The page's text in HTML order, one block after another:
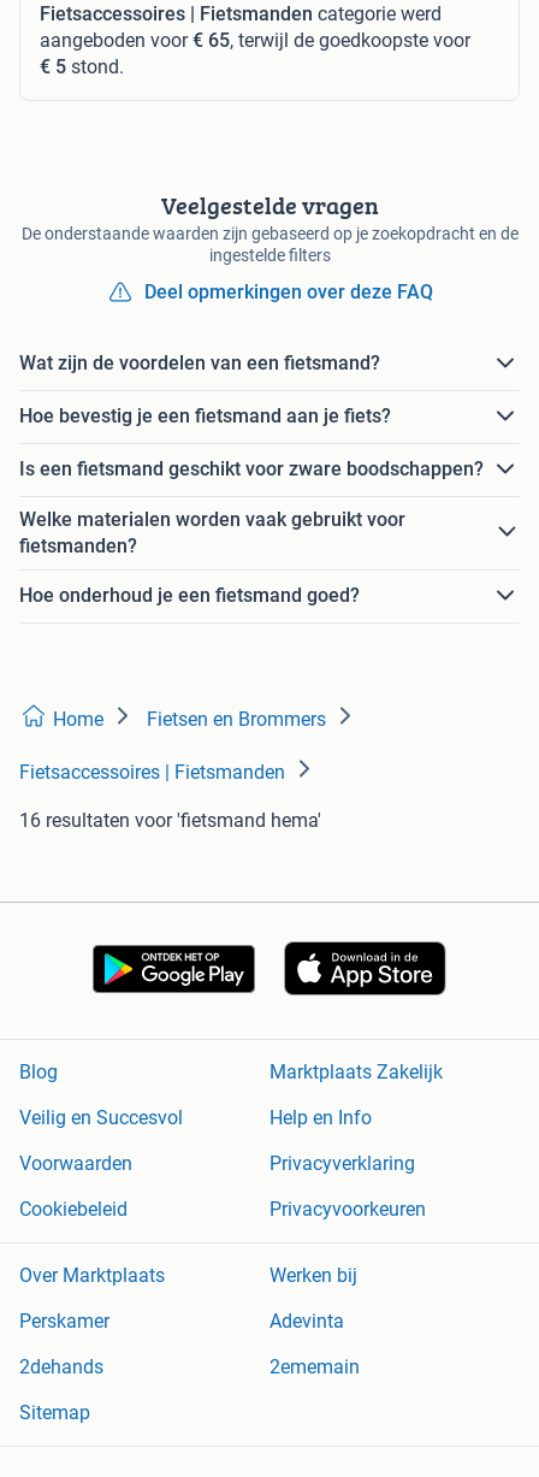
Fietsaccessoires | Fietsmanden categorie werd
aangeboden voor€ 65, terwijl de goedkoopste voor
€ 5 stond.
Veelgestelde vragen
De onderstaande waarden zijn gebaseerd op je zoekopdracht en de
ingestelde filters
Deel opmerkingen over deze FAQ
Wat zijn de voordelen van een fietsmand?
Hoe bevestig je een fietsmand aan je fiets?
Is een fietsmand geschikt voor zware boodschappen?
Welke materialen worden vaak gebruikt voor
fietsmanden?
Hoe onderhoud je een fietsmand goed?
Home Fietsen en Brommers
Fietsaccessoires | Fietsmanden
16 resultaten voor 'fietsmand hema'
Blog
Marktplaats Zakelijk
Veilig en Succesvol
Help en Info
Voorwaarden
Privacyverklaring
Cookiebeleid
Privacyvoorkeuren
Over Marktplaats
Werken bij
Perskamer
Adevinta
2dehands
2ememain
Sitemap